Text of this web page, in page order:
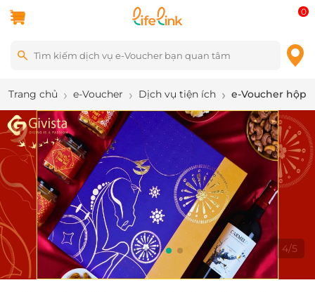
0
Trang chủ e-Voucher Dịch vụ tiện ích e-Voucher hộp
4/5